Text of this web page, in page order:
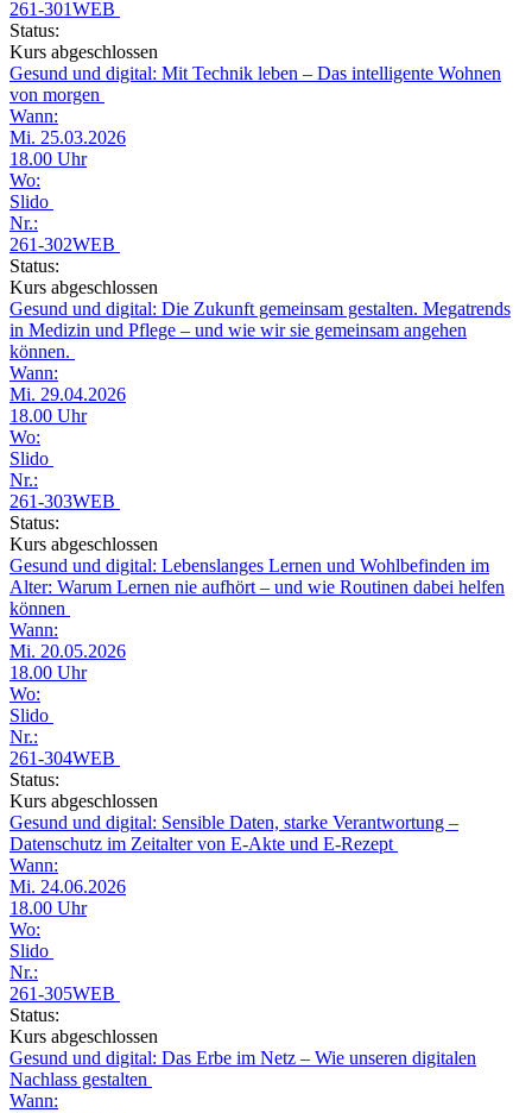
261-301WEB
Status:
Kurs abgeschlossen
Gesund und digital: Mit Technik leben – Das intelligente Wohnen
von morgen
Wann:
Mi. 25.03.2026
18.00 Uhr
Wo:
Slido
Nr.:
261-302WEB
Status:
Kurs abgeschlossen
Gesund und digital: Die Zukunft gemeinsam gestalten. Megatrends
in Medizin und Pflege – und wie wir sie gemeinsam angehen
können.
Wann:
Mi. 29.04.2026
18.00 Uhr
Wo:
Slido
Nr.:
261-303WEB
Status:
Kurs abgeschlossen
Gesund und digital: Lebenslanges Lernen und Wohlbefinden im
Alter: Warum Lernen nie aufhört – und wie Routinen dabei helfen
können
Wann:
Mi. 20.05.2026
18.00 Uhr
Wo:
Slido
Nr.:
261-304WEB
Status:
Kurs abgeschlossen
Gesund und digital: Sensible Daten, starke Verantwortung –
Datenschutz im Zeitalter von E-Akte und E-Rezept
Wann:
Mi. 24.06.2026
18.00 Uhr
Wo:
Slido
Nr.:
261-305WEB
Status:
Kurs abgeschlossen
Gesund und digital: Das Erbe im Netz – Wie unseren digitalen
Nachlass gestalten
Wann: